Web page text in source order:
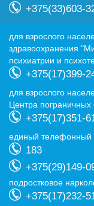
+375(33)603-
для взрослого
здравоохранения
психиатрии и
+375(17)399-
для взрослого
Центра пограничных
+375(17)351-
eдиный телефонный
183
+375(29)149-
подростковое
+375(17)232-